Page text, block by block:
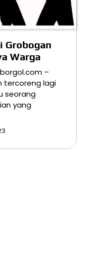
Grobogan
Warga
–
tercoreng lagi
seorang
yang